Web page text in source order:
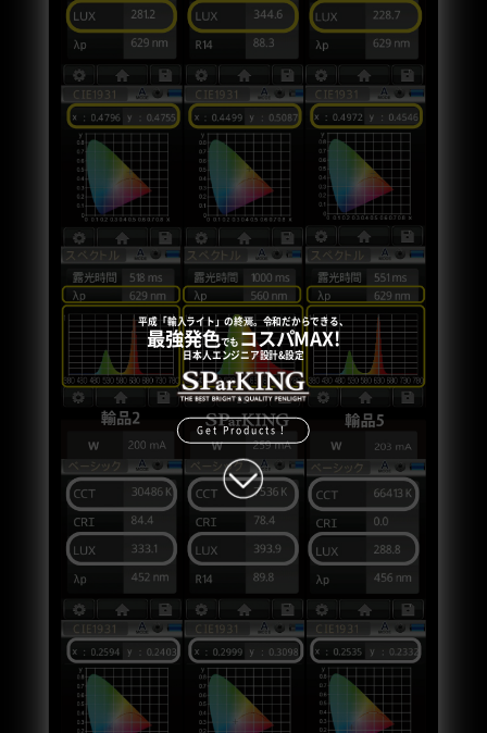
平成「輸入ライト」の終焉。令和だからできる、
最強発色でもコスパMAX!
日本人エンジニア設計&設定
Get Products！